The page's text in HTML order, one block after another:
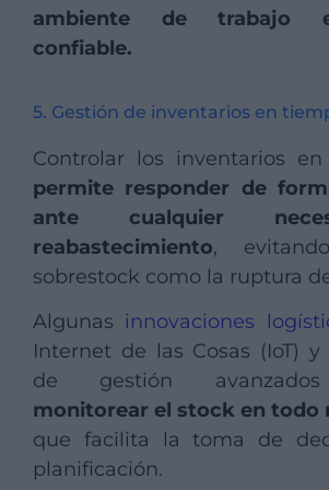
ambiente de trabajo
confiable.
5. Gestión de inventarios en
Controlar los inventarios
permite responder de
ante cualquier
reabastecimiento,
sobrestock como la ruptura
Algunas innovaciones
Internet de las Cosas (IoT) y
de gestión
monitorear el stock en todo
que facilita la toma de
planificación.